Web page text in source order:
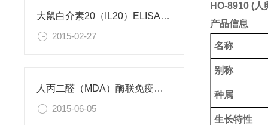
大鼠白介素20（IL20）ELISA试剂盒
2015-02-27
人丙二醛（MDA）酶联免疫分析试剂盒使用说明书
2015-06-05
HO-8910 (人
产品信息
名称
别称
种属
生长特性